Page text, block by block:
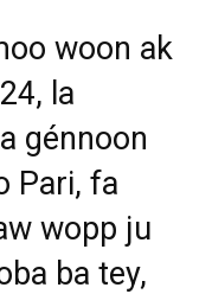
woon ak
la
génnoon
Pari, fa
wopp ju
ba tey,